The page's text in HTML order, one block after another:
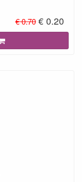
€ 0.70 € 0.20